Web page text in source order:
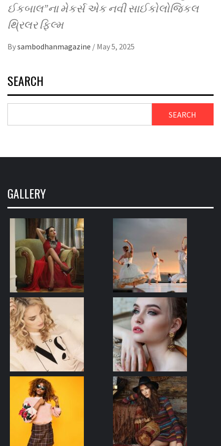
ઈકબાલ”ના મેકર્સ એક નવી સાઈકોલોજિકલ
થ્રિલર ફિલ્મ
Bysambodhanmagazine / May 5, 2025
SEARCH
SEARCH
GALLERY